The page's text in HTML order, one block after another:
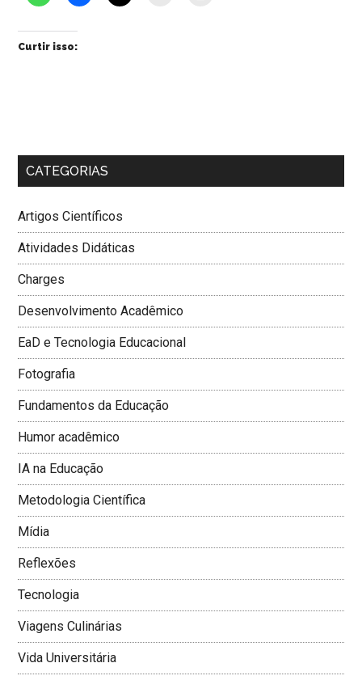
Curtir isso:
CATEGORIAS
Artigos Científicos
Atividades Didáticas
Charges
Desenvolvimento Acadêmico
EaD e Tecnologia Educacional
Fotografia
Fundamentos da Educação
Humor acadêmico
IA na Educação
Metodologia Cientí­fica
Mí­dia
Reflexões
Tecnologia
Viagens Culinárias
Vida Universitária